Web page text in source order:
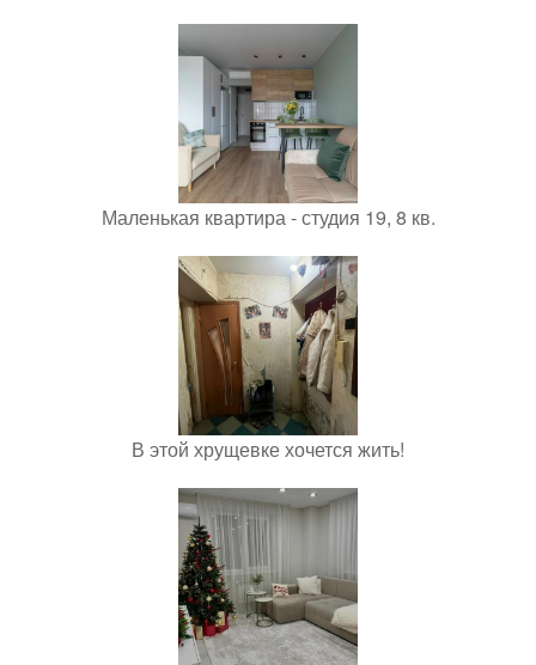
Маленькая квартира - студия 19, 8 кв.
В этой хрущевке хочется жить!